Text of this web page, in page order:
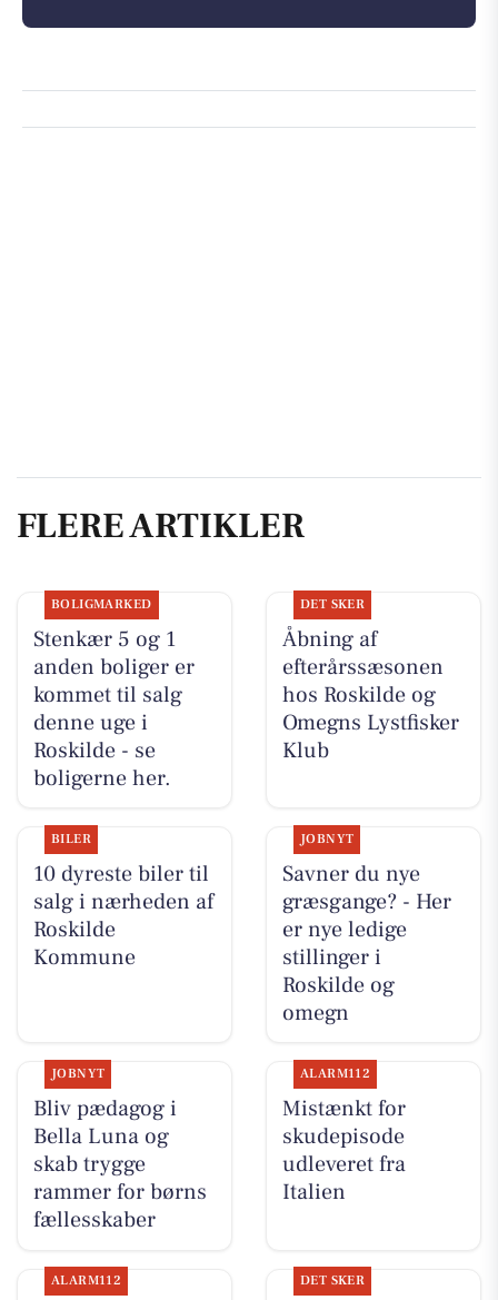
FLERE ARTIKLER
BOLIGMARKED
Stenkær 5 og 1
anden boliger er
kommet til salg
denne uge i
Roskilde - se
boligerne her.
DET SKER
Åbning af
efterårssæsonen
hos Roskilde og
Omegns Lystfisker
Klub
BILER
10 dyreste biler til
salg i nærheden af
Roskilde
Kommune
JOBNYT
Savner du nye
græsgange? - Her
er nye ledige
stillinger i
Roskilde og
omegn
JOBNYT
Bliv pædagog i
Bella Luna og
skab trygge
rammer for børns
fællesskaber
ALARM112
Mistænkt for
skudepisode
udleveret fra
Italien
ALARM112 DET SKER